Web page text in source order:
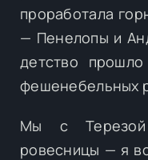
проработала
— Пенелопы и
детство
фешенебельных
Мы с Терезой
ровесницы — я